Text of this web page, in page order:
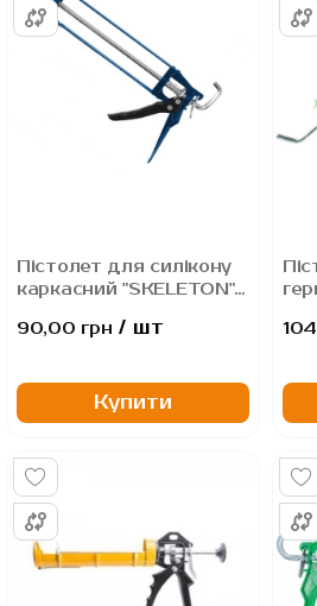
Пістолет для силікону
каркасний "SKELETON"
прочищення
КОМПЛЕКТІ
90,00 грн / шт
Купити